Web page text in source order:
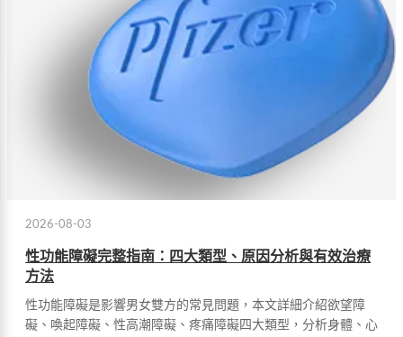
2026-08-03
性功能障礙完整指南：四大類型、原因分析與有效治療
方法
性功能障礙是影響男女雙方的常見問題，本文詳細介紹欲望障
礙、喚起障礙、性高潮障礙、疼痛障礙四大類型，分析身體、心